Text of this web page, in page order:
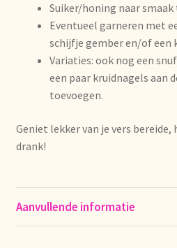
Lagerangelegenheiten
Lebensmittelsicherheit
Lista de precios actualizada.
Liste de prix actuelle
Meertaligheid
Suiker/honing naar smaak
Eventueel garneren met
schijfje gember en/of een
Variaties: ook nog een
een paar kruidnagels aan
toevoegen.
Geniet lekker van je vers
drank!
Aanvullende informatie